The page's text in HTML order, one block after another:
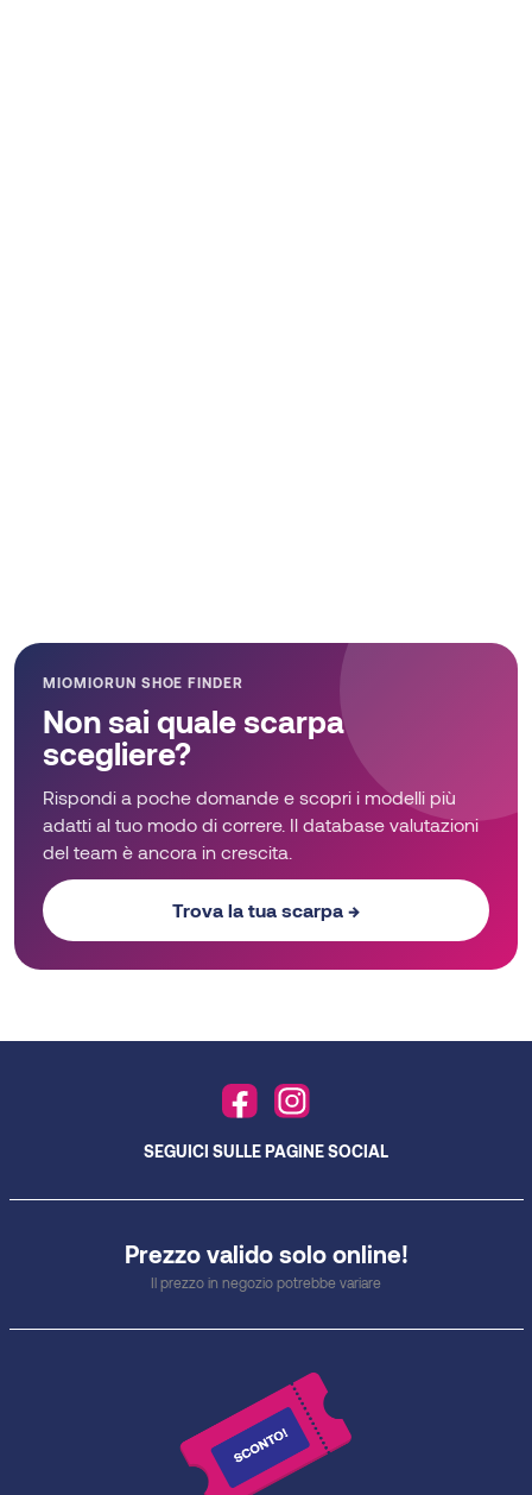
MIOMIORUN SHOE FINDER
Non sai quale scarpa
scegliere?
Rispondi a poche domande e scopri i modelli più
adatti al tuo modo di correre. Il database valutazioni
del team è ancora in crescita.
Trova la tua scarpa →
Prezzo valido solo online!
Il prezzo in negozio potrebbe variare
SEGUICI SULLE PAGINE SOCIAL